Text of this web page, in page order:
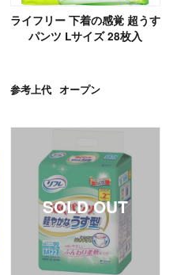
ライフリー 下着の感覚 超うす
パンツ Lサイズ 28枚入
参考上代 オープン